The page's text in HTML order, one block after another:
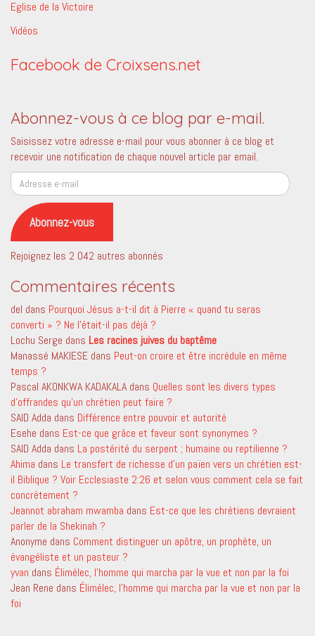
Eglise de la Victoire
Vidéos
Facebook de Croixsens.net
Abonnez-vous à ce blog par e-mail.
Saisissez votre adresse e-mail pour vous abonner à ce blog et
recevoir une notification de chaque nouvel article par email.
Adresse
e-
mail
Abonnez-vous
Rejoignez les 2 042 autres abonnés
Commentaires récents
del dans Pourquoi Jésus a-t-il dit à Pierre « quand tu seras
converti » ? Ne l’était-il pas déjà ?
Lochu Serge dans Les racines juives du baptême
Manassé MAKIESE dans Peut-on croire et être incrédule en même
temps ?
Pascal AKONKWA KADAKALA dans Quelles sont les divers types
d’offrandes qu’un chrétien peut faire ?
SAID Adda dans Différence entre pouvoir et autorité
Esehe dans Est-ce que grâce et faveur sont synonymes ?
SAID Adda dans La postérité du serpent ; humaine ou reptilienne ?
Ahima dans Le transfert de richesse d’un païen vers un chrétien est-
il Biblique ? Voir Ecclesiaste 2:26 et selon vous comment cela se fait
concrètement ?
Jeannot abraham mwamba dans Est-ce que les chrétiens devraient
parler de la Shekinah ?
Anonyme dans Comment distinguer un apôtre, un prophète, un
évangéliste et un pasteur ?
yvan dans Élimélec, l’homme qui marcha par la vue et non par la foi
Jean Rene dans Élimélec, l’homme qui marcha par la vue et non par la
foi